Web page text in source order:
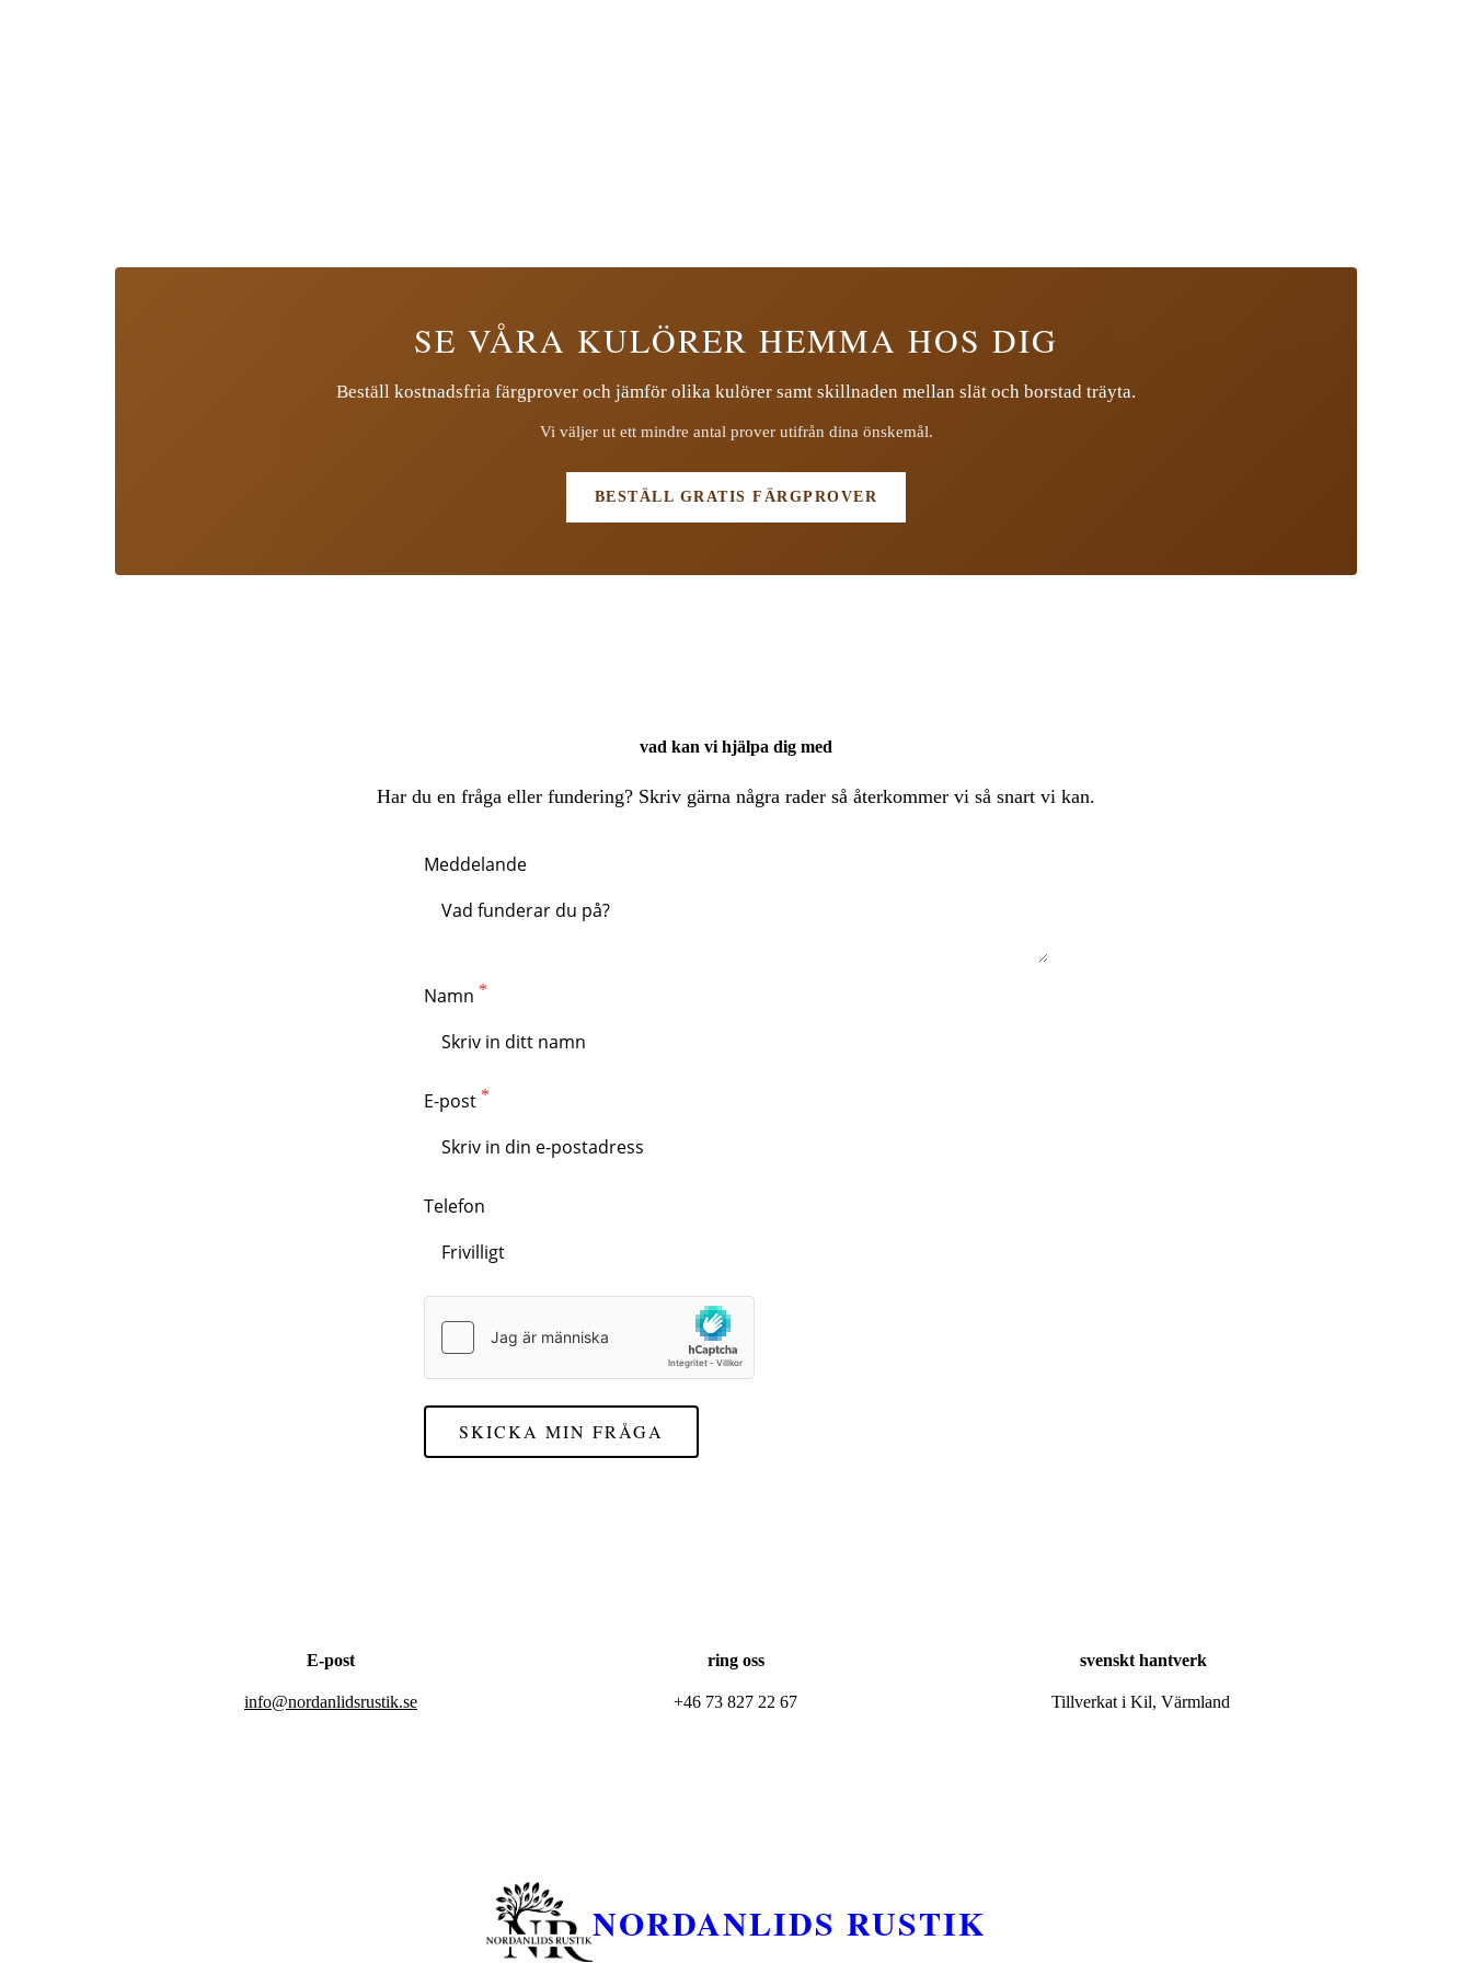
SE VÅRA KULÖRER HEMMA HOS DIG
Beställ kostnadsfria färgprover och jämför olika kulörer samt skillnaden mellan slät och borstad träyta.
Vi väljer ut ett mindre antal prover utifrån dina önskemål.
BESTÄLL GRATIS FÄRGPROVER
vad kan vi hjälpa dig med
Har du en fråga eller fundering? Skriv gärna några rader så återkommer vi så snart vi kan.
Meddelande
Namn
E-post
Telefon
SKICKA MIN FRÅGA
E-post
info@nordanlidsrustik.se
ring oss
+46 73 827 22 67
svenskt hantverk
Tillverkat i Kil, Värmland
NORDANLIDS RUSTIK